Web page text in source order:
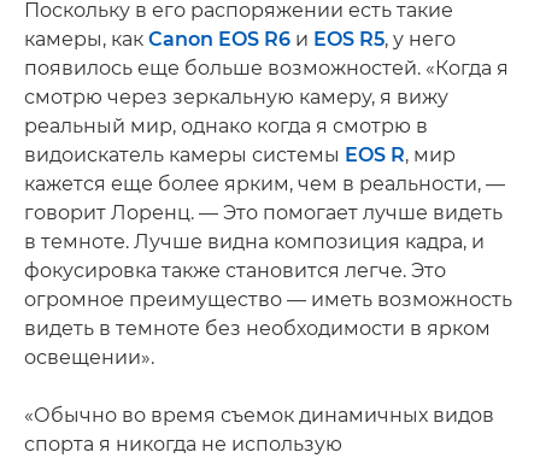
Поскольку в его распоряжении есть такие
камеры, как Canon EOS R6 и EOS R5, у него
появилось еще больше возможностей. «Когда я
смотрю через зеркальную камеру, я вижу
реальный мир, однако когда я смотрю в
видоискатель камеры системы EOS R, мир
кажется еще более ярким, чем в реальности, —
говорит Лоренц. — Это помогает лучше видеть
в темноте. Лучше видна композиция кадра, и
фокусировка также становится легче. Это
огромное преимущество — иметь возможность
видеть в темноте без необходимости в ярком
освещении».
«Обычно во время съемок динамичных видов
спорта я никогда не использую